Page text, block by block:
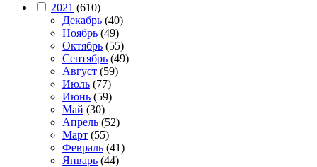
2021 (610)
Декабрь (40)
Ноябрь (49)
Октябрь (55)
Сентябрь (49)
Август (59)
Июль (77)
Июнь (59)
Май (30)
Апрель (52)
Март (55)
Февраль (41)
Январь (44)